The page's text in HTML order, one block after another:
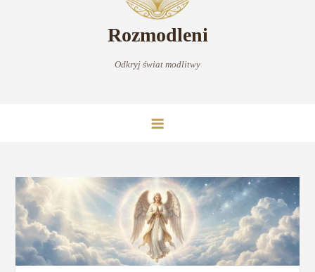
Rozmodleni
Odkryj świat modlitwy